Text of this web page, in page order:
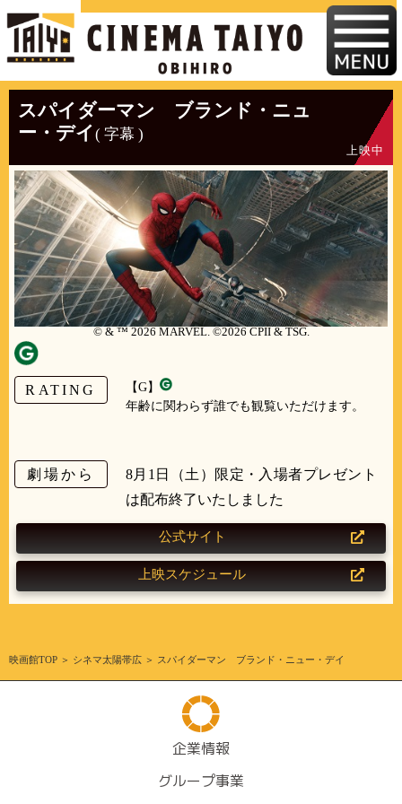
スパイダーマン ブランド・ニュ
ー・デイ( 字幕 )
上映中
© & ™ 2026 MARVEL. ©2026 CPII & TSG.
RATING
【G】
年齢に関わらず誰でも観覧いただけます。
劇場から
8月1日（土）限定・入場者プレゼント
は配布終了いたしました
公式サイト
上映スケジュール
映画館TOP ＞ シネマ太陽帯広 ＞ スパイダーマン ブランド・ニュー・デイ
企業情報
グループ事業